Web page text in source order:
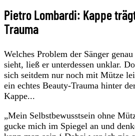
Pietro Lombardi: Kappe
Trauma
Welches Problem der Sänger
sieht, ließ er unterdessen unklar.
sich seitdem nur noch mit Mütze
ein echtes Beauty-Trauma hinter
Kappe...
„Mein Selbstbewusstsein ohne
gucke mich im Spiegel an und